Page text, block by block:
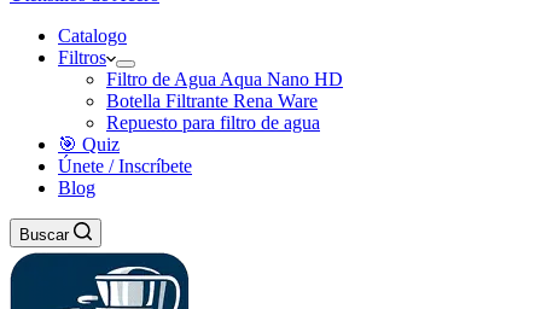
Catalogo
Filtros
Filtro de Agua Aqua Nano HD
Botella Filtrante Rena Ware
Repuesto para filtro de agua
🎯 Quiz
Únete / Inscríbete
Blog
Buscar